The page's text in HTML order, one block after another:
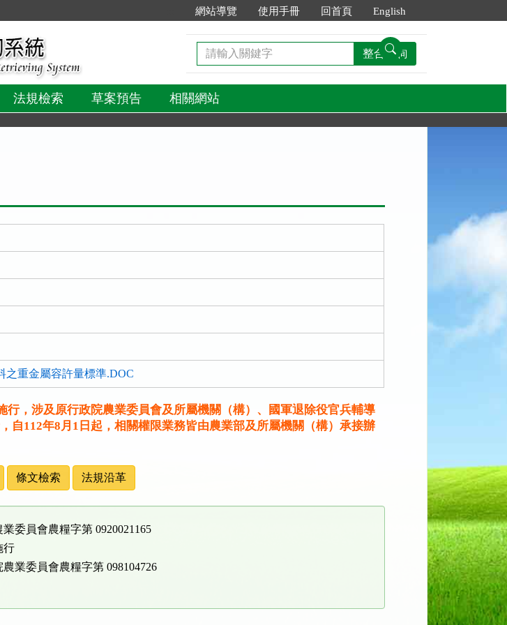
網站導覽 使用手冊 回首頁 English
請
輸
關
鍵
字
整合查詢
法規檢索 草案預告 相關網站
之重金屬容許量標準.DOC
，涉及原行政院農業委員會及所屬機關（構）、國軍退除役官兵輔導
自112年8月1日起，相關權限業務皆由農業部及所屬機關（構）承接辦
條文檢索 法規沿革
委員會農糧字第 0920021165
行
業委員會農糧字第 098104726
生效